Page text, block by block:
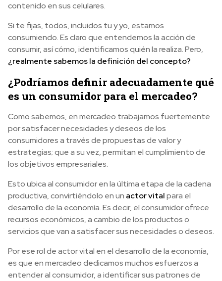
contenido en sus celulares.
Si te fijas, todos, incluidos tu y yo, estamos
consumiendo. Es claro que entendemos la acción de
consumir, así cómo, identificamos quién la realiza. Pero,
¿realmente sabemos la definición del concepto?
¿Podríamos definir adecuadamente qué
es un consumidor para el mercadeo?
Como sabemos, en mercadeo trabajamos fuertemente
por satisfacer necesidades y deseos de los
consumidores a través de propuestas de valor y
estrategias; que a su vez, permitan el cumplimiento de
los objetivos empresariales.
Esto ubica al consumidor en la última etapa de la cadena
productiva, convirtiéndolo en un actor vitalpara el
desarrollo de la economía. Es decir, el consumidor ofrece
recursos económicos, a cambio de los productos o
servicios que van a satisfacer sus necesidades o deseos.
Por ese rol de actor vital en el desarrollo de la economía,
es que en mercadeo dedicamos muchos esfuerzos a
entender al consumidor, a identificar sus patrones de